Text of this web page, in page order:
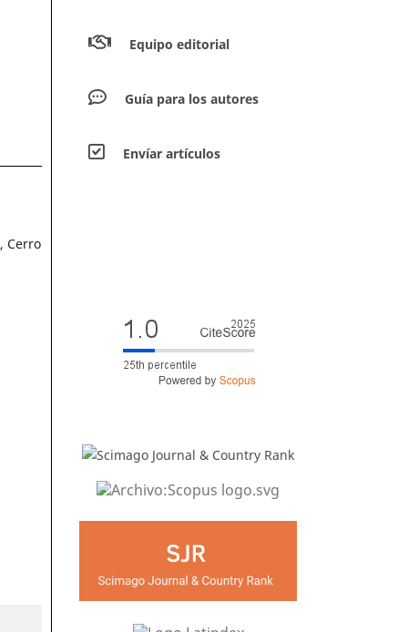
Cerro
Equipo editorial
Guía para los autores
Envíar artículos